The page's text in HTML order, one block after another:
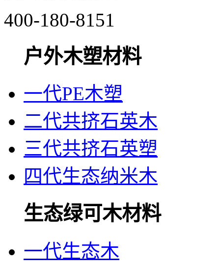
400-180-8151
户外木塑材料
一代PE木塑
二代共挤石英木
三代共挤石英塑
四代生态纳米木
生态绿可木材料
一代生态木